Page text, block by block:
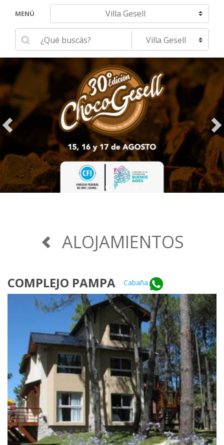
MENÚ Navegar hacia otra localidad
Ingrese su búsqueda Seleccione una localidad
ALOJAMIENTOS
COMPLEJO PAMPA Cabaña